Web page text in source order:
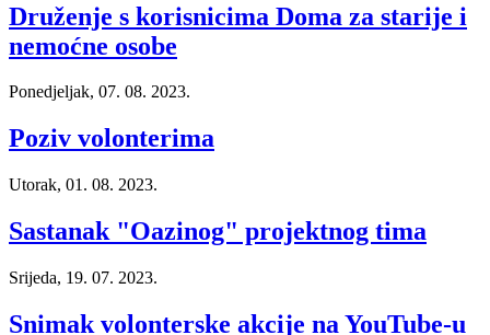
Druženje s korisnicima Doma za starije i
nemoćne osobe
Ponedjeljak, 07. 08. 2023.
Poziv volonterima
Utorak, 01. 08. 2023.
Sastanak "Oazinog" projektnog tima
Srijeda, 19. 07. 2023.
Snimak volonterske akcije na YouTube-u